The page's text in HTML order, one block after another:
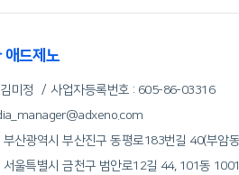
애드제노
미정 사업자등록번호 : 605-86-03316
부산광역시 부산진구 동평로183번길 40(부암
서울특별시 금천구 범안로12길 44, 101동